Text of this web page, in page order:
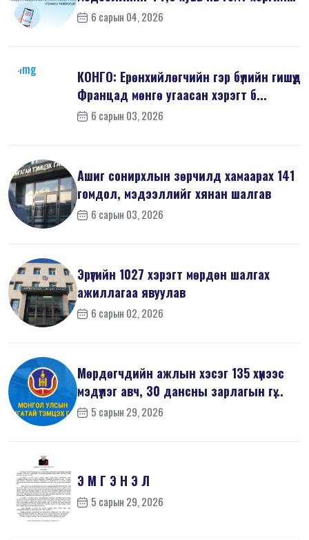
шин...
6 сарын 04, 2026
КОНГО: Ерөнхийлөгчийн гэр бүлийн гишүүд
Францад мөнгө угаасан хэрэгт б...
6 сарын 03, 2026
Ашиг сонирхлын зөрчилд хамаарах 141
гомдол, мэдээллийг хянан шалгав
6 сарын 03, 2026
Эрүүгийн 1027 хэрэгт мөрдөн шалгах
ажиллагаа явуулав
6 сарын 02, 2026
Мөрдөгчдийн ажлын хэсэг 135 хүнээс
мэдүүлэг авч, 30 дансны зарлагын гү...
5 сарын 29, 2026
Э М Г Э Н Э Л
5 сарын 29, 2026